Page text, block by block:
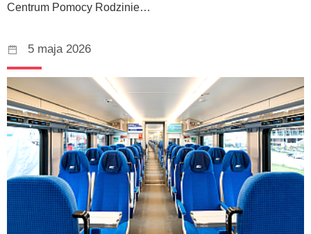
Centrum Pomocy Rodzinie…
5 maja 2026